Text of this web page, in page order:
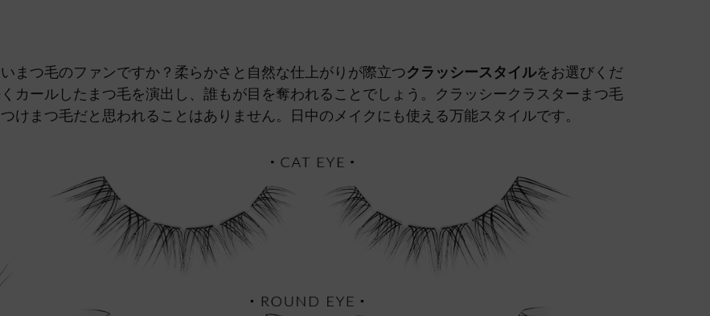
まつ毛のファンですか？柔らかさと自然な仕上がりが際立つクラッシースタイルをお選びくだ
カールしたまつ毛を演出し、誰もが目を奪われることでしょう。クラッシークラスターまつ毛
けまつ毛だと思われることはありません。日中のメイクにも使える万能スタイルです。